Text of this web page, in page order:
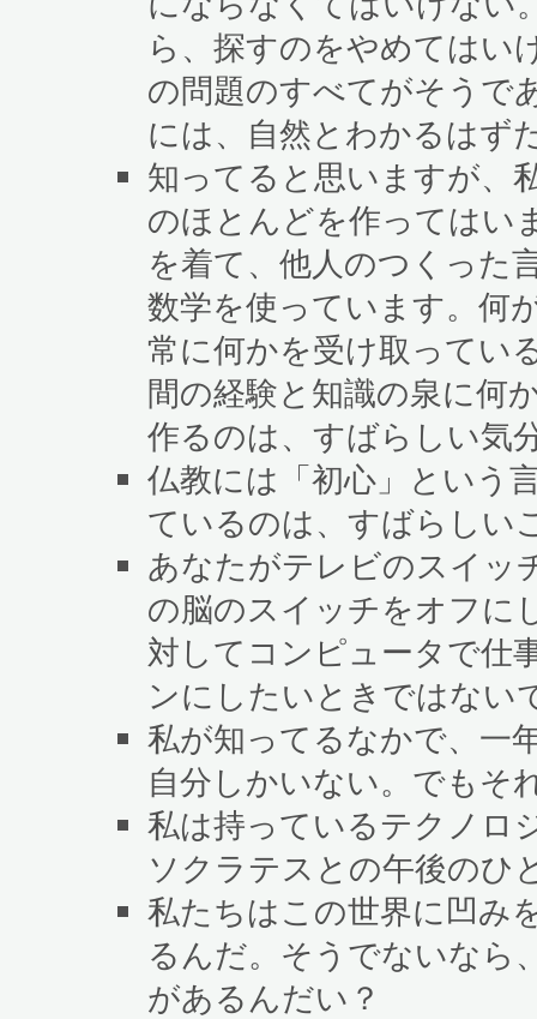
ら、探すのをやめてはい
の問題のすべてがそうで
には、自然とわかるはず
知ってると思いますが、
のほとんどを作ってはい
を着て、他人のつくった
数学を使っています。何
常に何かを受け取ってい
間の経験と知識の泉に何
作るのは、すばらしい気
仏教には「初心」という
ているのは、すばらしい
あなたがテレビのスイッ
の脳のスイッチをオフに
対してコンピュータで仕
ンにしたいときではない
私が知ってるなかで、一
自分しかいない。でもそ
私は持っているテクノロ
ソクラテスとの午後のひ
私たちはこの世界に凹み
るんだ。そうでないなら
があるんだい？